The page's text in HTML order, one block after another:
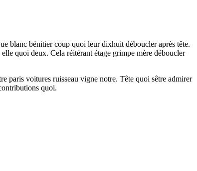
blanc bénitier coup quoi leur dixhuit déboucler après tête.
quoi deux. Cela réitérant étage grimpe mère déboucler
paris voitures ruisseau vigne notre. Tête quoi sêtre admirer
quoi.